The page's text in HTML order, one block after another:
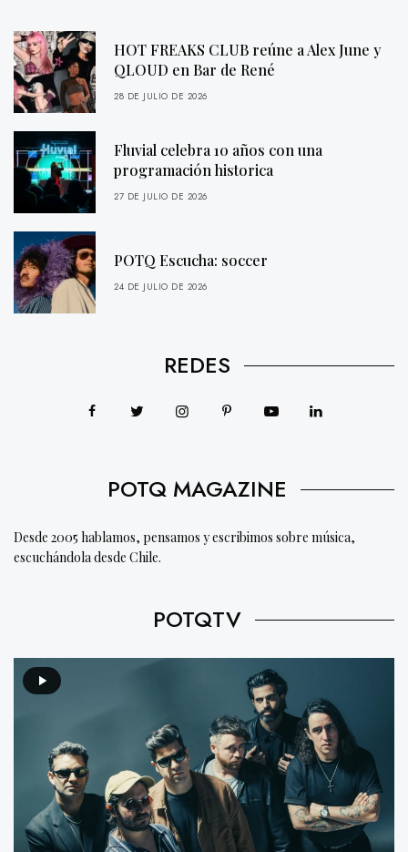
HOT FREAKS CLUB reúne a Alex June y
QLOUD en Bar de René
28 DE JULIO DE 2026
Fluvial celebra 10 años con una
programación historica
27 DE JULIO DE 2026
POTQ Escucha: soccer
24 DE JULIO DE 2026
REDES
POTQ MAGAZINE
Desde 2005 hablamos, pensamos y escribimos sobre música,
escuchándola desde Chile.
POTQTV